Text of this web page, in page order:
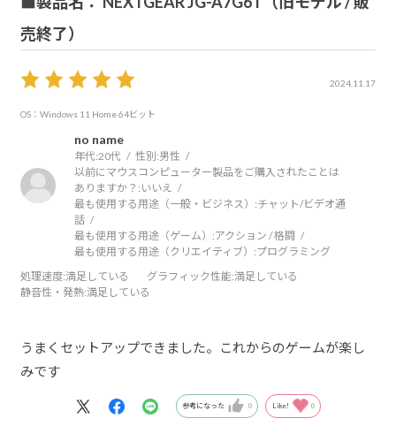
売終了）
2024.11.17
OS：Windows 11 Home 64ビット
no name
年代:20代 性別:男性
以前にマウスコンピューター製品をご購入されたことは
ありますか？: いいえ
最も使用する用途（一般・ビジネス）:チャット/ビデオ通
話
最も使用する用途（ゲーム）:アクション / 格闘
最も使用する用途（クリエイティブ）:プログラミング
処理速度:満足している グラフィック性能:満足している
静音性・発熱:満足している
うまくセットアップできました。これからのゲームが楽し
みです
参考になった 0 Like! 0